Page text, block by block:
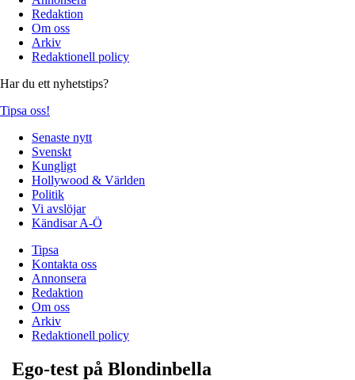
Redaktion
Om oss
Arkiv
Redaktionell policy
Har du ett nyhetstips?
Tipsa oss!
Senaste nytt
Svenskt
Kungligt
Hollywood & Världen
Politik
Vi avslöjar
Kändisar A-Ö
Tipsa
Kontakta oss
Annonsera
Redaktion
Om oss
Arkiv
Redaktionell policy
Ego-test på Blondinbella